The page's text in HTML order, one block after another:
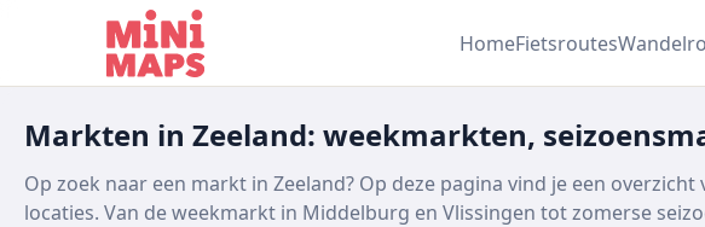
Ga naar inhoud
HomeFietsroutes
Markten in Zeeland: weekmarkten,
Op zoek naar een markt in Zeeland? Op deze pagina vind je een
locaties. Van de weekmarkt in Middelburg en Vlissingen tot zomerse